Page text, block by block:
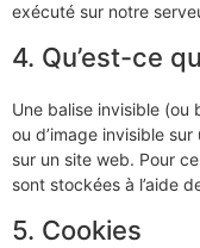
exécuté sur notre
4. Qu’est-ce
Une balise invisible
ou d’image invisible
sur un site web. Pour
sont stockées à l’aide
5. Cookies